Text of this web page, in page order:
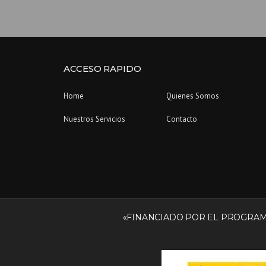
ACCESO RAPIDO
Home Quienes Somos
Nuestros Servicios Contacto
«FINANCIADO POR EL